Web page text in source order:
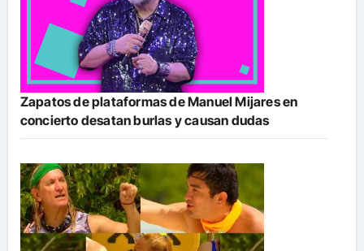
Zapatos de plataformas de Manuel Mijares en
concierto desatan burlas y causan dudas